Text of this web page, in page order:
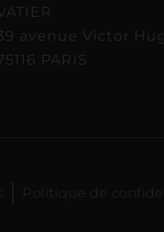
avenue Victor
PARIS
Politique de